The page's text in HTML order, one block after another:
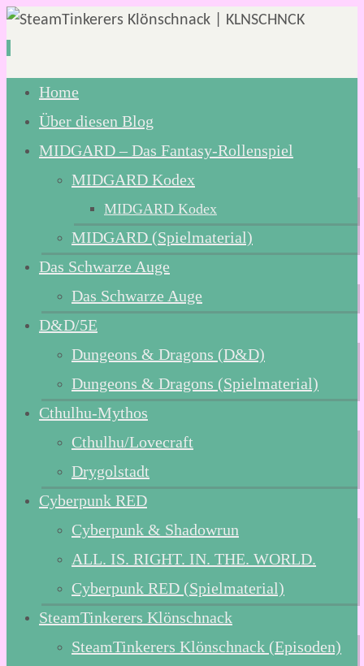
Zum
Inhalt
springen
Home
Über diesen Blog
MIDGARD – Das Fantasy-Rollenspiel
MIDGARD Kodex
MIDGARD Kodex
MIDGARD (Spielmaterial)
Das Schwarze Auge
Das Schwarze Auge
D&D/5E
Dungeons & Dragons (D&D)
Dungeons & Dragons (Spielmaterial)
Cthulhu-Mythos
Cthulhu/Lovecraft
Drygolstadt
Cyberpunk RED
Cyberpunk & Shadowrun
ALL. IS. RIGHT. IN. THE. WORLD.
Cyberpunk RED (Spielmaterial)
SteamTinkerers Klönschnack
SteamTinkerers Klönschnack (Episoden)